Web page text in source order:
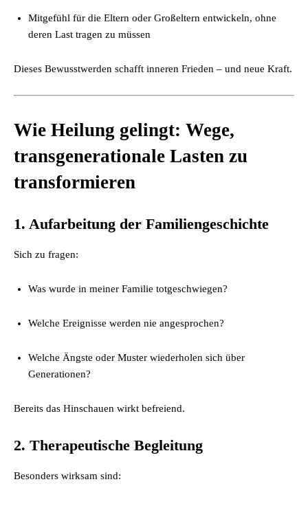
Mitgefühl für die Eltern oder Großeltern entwickeln, ohne
deren Last tragen zu müssen
Dieses Bewusstwerden schafft inneren Frieden – und neue Kraft.
Wie Heilung gelingt: Wege,
transgenerationale Lasten zu
transformieren
1. Aufarbeitung der Familiengeschichte
Sich zu fragen:
Was wurde in meiner Familie totgeschwiegen?
Welche Ereignisse werden nie angesprochen?
Welche Ängste oder Muster wiederholen sich über
Generationen?
Bereits das Hinschauen wirkt befreiend.
2. Therapeutische Begleitung
Besonders wirksam sind: